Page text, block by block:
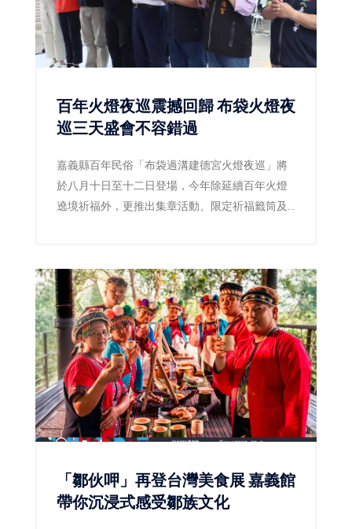
百年火燈夜巡震撼回歸 布袋火燈夜
巡三天盛會不容錯過
嘉義縣百年民俗「布袋過溝建德宮火燈夜巡」將
於八月十日至十二日登場，今年除延續百年火燈
遶境祈福外，更推出集章活動、限定祈福籤筒及
「鄒伙呷」再登台灣美食展 嘉義館
帶你沉浸式感受鄒族文化